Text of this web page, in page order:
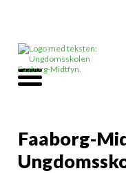
Faaborg-